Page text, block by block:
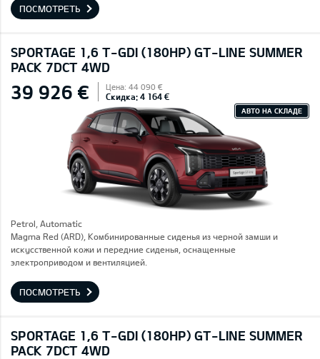
ПОСМОТРЕТЬ
SPORTAGE 1,6 T-GDI (180HP) GT-LINE SUMMER
PACK 7DCT 4WD
39 926 € Цена: 44 090 €
Скидка: 4 164 €
АВТО НА СКЛАДЕ
Petrol, Automatic
Magma Red (ARD), Комбинированные сиденья из черной замши и
искусственной кожи и передние сиденья, оснащенные
электроприводом и вентиляцией.
ПОСМОТРЕТЬ
SPORTAGE 1,6 T-GDI (180HP) GT-LINE SUMMER
PACK 7DCT 4WD